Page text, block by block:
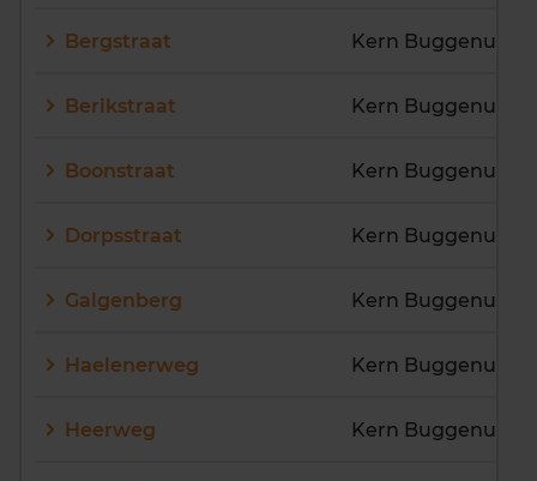
Q
R U
V
Bergstraat Kern Buggenum
Berikstraat Kern Buggenum
Boonstraat Kern Buggenum
Dorpsstraat Kern Buggenum
Galgenberg Kern Buggenum
Haelenerweg
Heerweg Kern Buggenum